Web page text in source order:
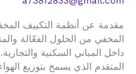
مقدمة عن أنظمة التكييف
المخفي من الحلول الفعّالة
داخل المباني السكنية
المتقدم الذي يسمح بتوزيع